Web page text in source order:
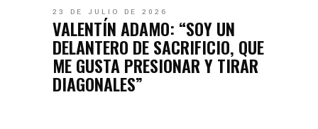
23 DE JULIO DE 2026
VALENTÍN ADAMO: “SOY UN
DELANTERO DE SACRIFICIO, QUE
ME GUSTA PRESIONAR Y TIRAR
DIAGONALES”